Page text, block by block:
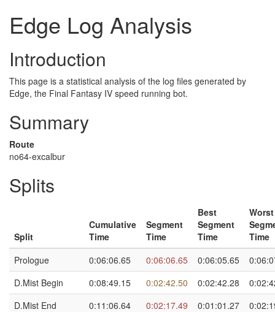
Edge Log Analysis
Introduction
This page is a statistical analysis of the log files generated by
Edge, the Final Fantasy IV speed running bot.
Summary
Route
no64-excalbur
Splits
Split
Cumulative
Time
Segment
Time
Best
Segment
Time
Worst
Time
Prologue
0:06:06.65 0:06:06.65 0:06:05.65
D.Mist Begin
0:08:49.15 0:02:42.50 0:02:42.28
D.Mist End
0:11:06.64 0:02:17.49 0:01:01.27